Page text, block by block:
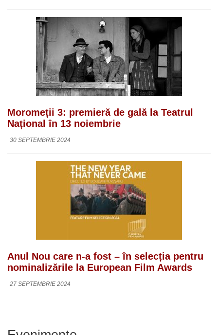
Moromeții 3: premieră de gală la Teatrul
Național în 13 noiembrie
30 SEPTEMBRIE 2024
Anul Nou care n-a fost – în selecția pentru
nominalizările la European Film Awards
27 SEPTEMBRIE 2024